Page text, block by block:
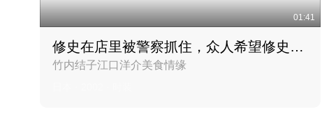
01:41
修史在店里被警察抓住，众人希望修史出来后可以来吃饭
竹内结子江口洋介美食情缘